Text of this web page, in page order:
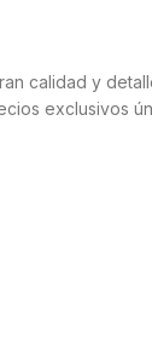
calidad y
exclusivos